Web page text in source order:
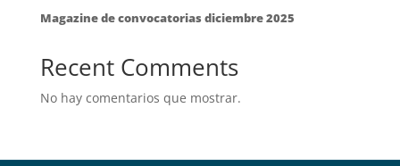
Magazine de convocatorias diciembre 2025
Recent Comments
No hay comentarios que mostrar.